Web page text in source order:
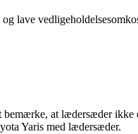
lave
at lædersæder
Yaris med lædersæder.